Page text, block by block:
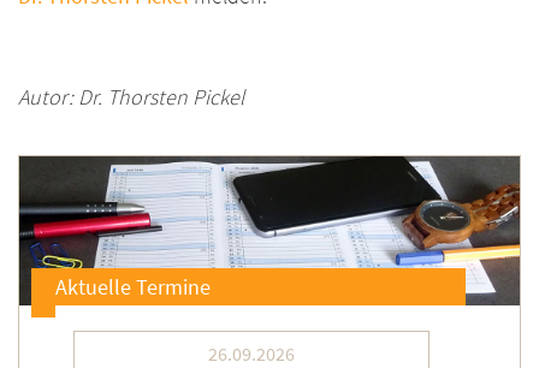
Autor: Dr. Thorsten Pickel
Aktuelle Termine
26.09.2026